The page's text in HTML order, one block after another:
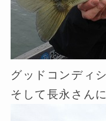
グッドコンディ
そして長永さんに